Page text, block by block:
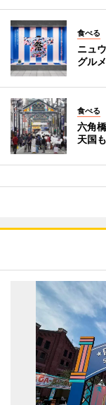
食べる
ニュ
グル
食べる
六角
天国も